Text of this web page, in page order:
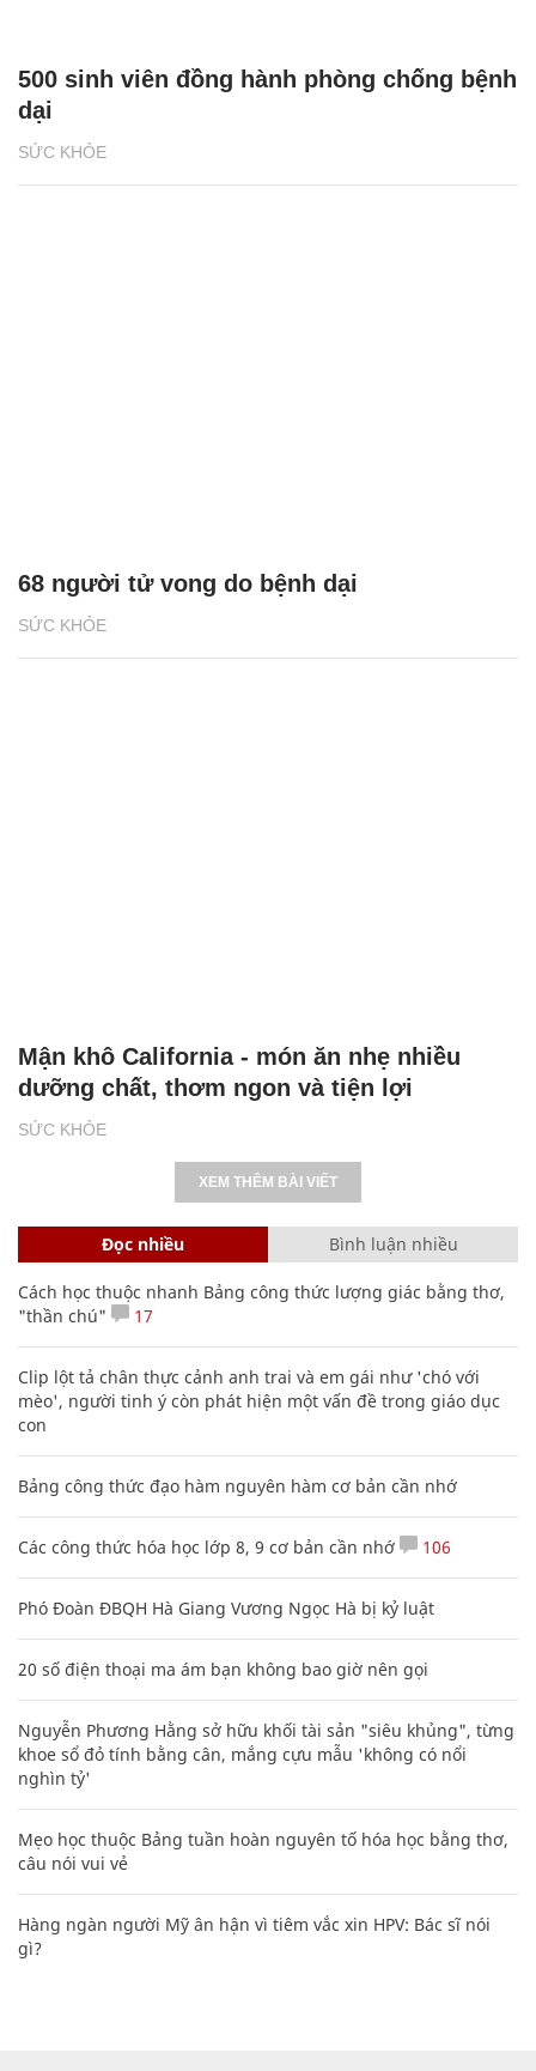
SỨC KHỎE
500 sinh viên đồng hành phòng chống bệnh
dại
SỨC KHỎE
68 người tử vong do bệnh dại
SỨC KHỎE
Mận khô California - món ăn nhẹ nhiều
dưỡng chất, thơm ngon và tiện lợi
XEM THÊM BÀI VIẾT
Đọc nhiều Bình luận nhiều
Cách học thuộc nhanh Bảng công thức lượng giác bằng thơ,
"thần chú"
17
Clip lột tả chân thực cảnh anh trai và em gái như 'chó với
mèo', người tinh ý còn phát hiện một vấn đề trong giáo dục
con
Bảng công thức đạo hàm nguyên hàm cơ bản cần nhớ
Các công thức hóa học lớp 8, 9 cơ bản cần nhớ 106
Phó Đoàn ĐBQH Hà Giang Vương Ngọc Hà bị kỷ luật
20 số điện thoại ma ám bạn không bao giờ nên gọi
Nguyễn Phương Hằng sở hữu khối tài sản "siêu khủng", từng
khoe sổ đỏ tính bằng cân, mắng cựu mẫu 'không có nổi
nghìn tỷ'
Mẹo học thuộc Bảng tuần hoàn nguyên tố hóa học bằng thơ,
câu nói vui vẻ
Hàng ngàn người Mỹ ân hận vì tiêm vắc xin HPV: Bác sĩ nói
gì?